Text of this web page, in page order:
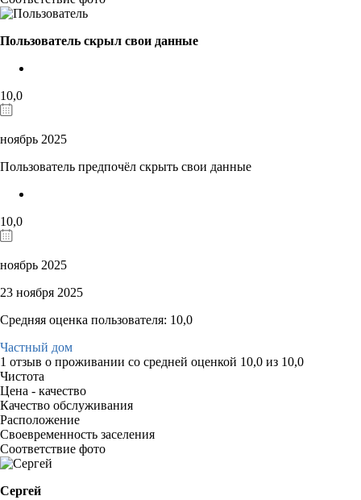
Пользователь скрыл свои данные
10,0
ноябрь 2025
Пользователь предпочёл скрыть свои данные
10,0
ноябрь 2025
23 ноября 2025
Средняя оценка пользователя: 10,0
Частный дом
1 отзыв о проживании со средней оценкой 10,0 из 10,0
Чистота
Цена - качество
Качество обслуживания
Расположение
Своевременность заселения
Соответствие фото
Сергей